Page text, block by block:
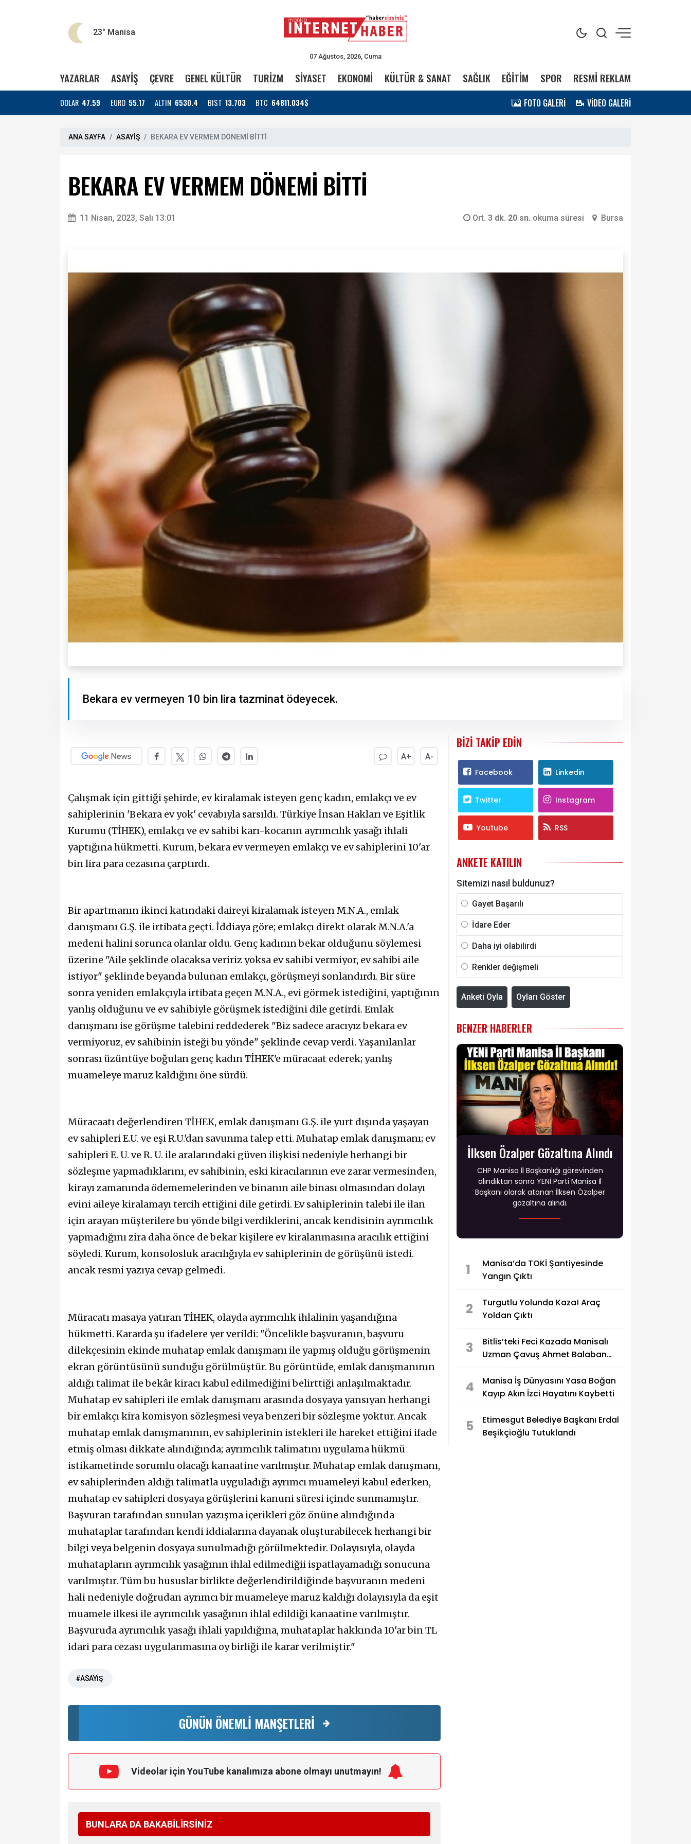
23° Manisa
07 Ağustos, 2026, Cuma
YAZARLAR ASAYİŞ ÇEVRE GENEL KÜLTÜR TURİZM SİYASET EKONOMİ KÜLTÜR & SANAT SAĞLIK EĞİTİM SPOR RESMİ REKLAM
DOLAR 47.59 EURO 55.17 ALTIN 6530.4 BIST 13.703 BTC 64811.034$ FOTO GALERİ VİDEO GALERİ
ANA SAYFA ASAYİŞ BEKARA EV VERMEM DÖNEMİ BİTTİ
BEKARA EV VERMEM DÖNEMİ BİTTİ
11 Nisan, 2023, Salı 13:01 Ort. 3 dk. 20 sn. okuma süresi Bursa
Bekara ev vermeyen 10 bin lira tazminat ödeyecek.
A+ A-
Çalışmak için gittiği şehirde, ev kiralamak isteyen genç kadın, emlakçı ve ev
sahiplerinin 'Bekara ev yok' cevabıyla sarsıldı. Türkiye İnsan Hakları ve Eşitlik
Kurumu (TİHEK), emlakçı ve ev sahibi karı-kocanın ayrımcılık yasağı ihlali
yaptığına hükmetti. Kurum, bekara ev vermeyen emlakçı ve ev sahiplerini 10'ar
bin lira para cezasına çarptırdı.
Bir apartmanın ikinci katındaki daireyi kiralamak isteyen M.N.A., emlak
danışmanı G.Ş. ile irtibata geçti. İddiaya göre; emlakçı direkt olarak M.N.A.'a
medeni halini sorunca olanlar oldu. Genç kadının bekar olduğunu söylemesi
üzerine "Aile şeklinde olacaksa veririz yoksa ev sahibi vermiyor, ev sahibi aile
istiyor" şeklinde beyanda bulunan emlakçı, görüşmeyi sonlandırdı. Bir süre
sonra yeniden emlakçıyla irtibata geçen M.N.A., evi görmek istediğini, yaptığının
yanlış olduğunu ve ev sahibiyle görüşmek istediğini dile getirdi. Emlak
danışmanı ise görüşme talebini reddederek "Biz sadece aracıyız bekara ev
vermiyoruz, ev sahibinin isteği bu yönde" şeklinde cevap verdi. Yaşanılanlar
sonrası üzüntüye boğulan genç kadın TİHEK'e müracaat ederek; yanlış
muameleye maruz kaldığını öne sürdü.
Müracaatı değerlendiren TİHEK, emlak danışmanı G.Ş. ile yurt dışında yaşayan
ev sahipleri E.U. ve eşi R.U.'dan savunma talep etti. Muhatap emlak danışmanı; ev
sahipleri E. U. ve R. U. ile aralarındaki güven ilişkisi nedeniyle herhangi bir
sözleşme yapmadıklarını, ev sahibinin, eski kiracılarının eve zarar vermesinden,
kirayı zamanında ödememelerinden ve binanın aile binası olmasından dolayı
evini aileye kiralamayı tercih ettiğini dile getirdi. Ev sahiplerinin talebi ile ilan
için arayan müşterilere bu yönde bilgi verdiklerini, ancak kendisinin ayrımcılık
yapmadığını zira daha önce de bekar kişilere ev kiralanmasına aracılık ettiğini
söyledi. Kurum, konsolosluk aracılığıyla ev sahiplerinin de görüşünü istedi.
ancak resmi yazıya cevap gelmedi.
Müracatı masaya yatıran TİHEK, olayda ayrımcılık ihlalinin yaşandığına
hükmetti. Kararda şu ifadelere yer verildi: "Öncelikle başvuranın, başvuru
dilekçesinin ekinde muhatap emlak danışmanı ile yapmış olduğu görüşmenin
ekran görüntüsünü sunduğu görülmüştür. Bu görüntüde, emlak danışmanının
aldığı talimat ile bekâr kiracı kabul edilmediğini belirttiği anlaşılmaktadır.
Muhatap ev sahipleri ile emlak danışmanı arasında dosyaya yansıyan herhangi
bir emlakçı kira komisyon sözleşmesi veya benzeri bir sözleşme yoktur. Ancak
muhatap emlak danışmanının, ev sahiplerinin istekleri ile hareket ettiğini ifade
etmiş olması dikkate alındığında; ayrımcılık talimatını uygulama hükmü
istikametinde sorumlu olacağı kanaatine varılmıştır. Muhatap emlak danışmanı,
ev sahiplerinden aldığı talimatla uyguladığı ayrımcı muameleyi kabul ederken,
muhatap ev sahipleri dosyaya görüşlerini kanuni süresi içinde sunmamıştır.
Başvuran tarafından sunulan yazışma içerikleri göz önüne alındığında
muhataplar tarafından kendi iddialarına dayanak oluşturabilecek herhangi bir
bilgi veya belgenin dosyaya sunulmadığı görülmektedir. Dolayısıyla, olayda
muhatapların ayrımcılık yasağının ihlal edilmediğii ispatlayamadığı sonucuna
varılmıştır. Tüm bu hususlar birlikte değerlendirildiğinde başvuranın medeni
hali nedeniyle doğrudan ayrımcı bir muameleye maruz kaldığı dolayısıyla da eşit
muamele ilkesi ile ayrımcılık yasağının ihlal edildiği kanaatine varılmıştır.
Başvuruda ayrımcılık yasağı ihlali yapıldığına, muhataplar hakkında 10'ar bin TL
idari para cezası uygulanmasına oy birliği ile karar verilmiştir."
#ASAYİŞ
GÜNÜN ÖNEMLİ MANŞETLERİ
Videolar için YouTube kanalımıza abone olmayı unutmayın!
BUNLARA DA BAKABİLİRSİNİZ
BIZI TAKIP EDIN
Facebook Linkedin
Twitter Instagram
Youtube RSS
ANKETE KATILIN
Sitemizi nasıl buldunuz?
Gayet Başarılı
İdare Eder
Daha iyi olabilirdi
Renkler değişmeli
Anketi Oyla Oyları Göster
BENZER HABERLER
İlksen Özalper Gözaltına Alındı
CHP Manisa İl Başkanlığı görevinden
alındıktan sonra YENİ Parti Manisa İl
Başkanı olarak atanan İlksen Özalper
gözaltına alındı.
1
Manisa’da TOKİ Şantiyesinde
Yangın Çıktı
2
Turgutlu Yolunda Kaza! Araç
Yoldan Çıktı
3
Bitlis’teki Feci Kazada Manisalı
Uzman Çavuş Ahmet Balaban
4
Manisa İş Dünyasını Yasa Boğan
Kayıp Akın İzci Hayatını Kaybetti
5
Etimesgut Belediye Başkanı Erdal
Beşikçioğlu Tutuklandı